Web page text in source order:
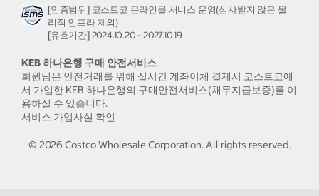
[인증범위] 코스트코 온라인몰 서비스 운영(심사받지 않은 물
리적 인프라 제외)
[유효기간] 2024.10.20 - 2027.10.19
KEB 하나은행 구매 안전서비스
회원님은 안전거래를 위해 실시간 계좌이체 결제시 코스트코에
서 가입한 KEB 하나은행의 구매안전서비스(채무지급보증)를 이
용하실 수 있습니다.
서비스 가입사실 확인
© 2026 Costco Wholesale Corporation.All rights reserved.